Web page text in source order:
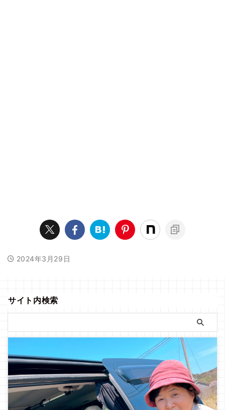
2024年3月29日
サイト内検索